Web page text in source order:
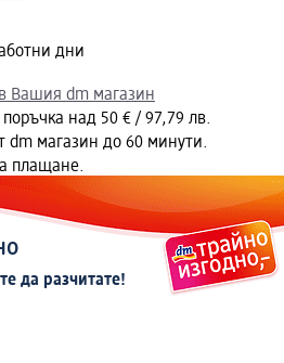
дни
Вашия dm магазин
над 50 € / 97,79 лв.
dm магазин до 60 минути.
плащане.
да разчитате!